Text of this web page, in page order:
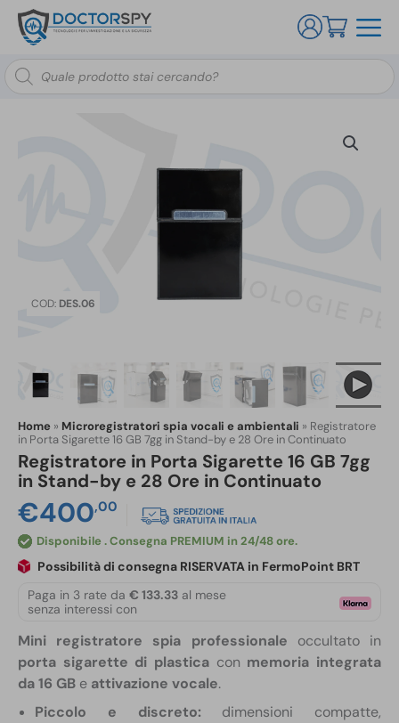
Ricerca
prodotti
COD: DES.06
Home » Microregistratori spia vocali e ambientali » Registratore
in Porta Sigarette 16 GB 7gg in Stand-by e 28 Ore in Continuato
Registratore in Porta Sigarette 16 GB 7gg
in Stand-by e 28 Ore in Continuato
€400,00
Disponibile
Possibilità di consegna RISERVATA in FermoPoint BRT
Paga in 3 rate da € 133.33 al mese
senza interessi con
Mini registratore spia professionale occultato in
porta sigarette di plastica con memoria integrata
da 16 GB e attivazione vocale.
Piccolo e discreto: dimensioni compatte,